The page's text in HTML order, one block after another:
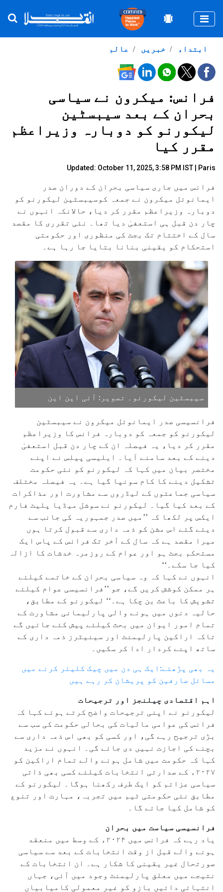
عالم خبریں ابتداء
فرانس: میکرون نے سیاسی
بحران کے بعد سیبسٹین
لیکورنو کو دوبارہ وزیراعظم
مقرر کیا
Updated: October 11, 2025, 3:58 PM IST | Paris
فرانس میں جاری سیاسی بحران کے دوران صدر
ایمانوئل میکرون نے جمعہ کوسیبسٹین لیکورنو کو
دوبارہ وزیراعظم مقرر کر دیا، حالانکہ انہوں نے
چار دن قبل ہی استعفیٰ دیا تھا۔ نئی تقرری کا مقصد
سال کے اختتام تک بجٹ کی منظوری اور حکومتی
استحکام کو یقینی بنانا بتایا جا رہا ہے۔
سیبسٹین لیکورنو۔ تصویر: آئی این این
فرانسیسی صدر ایمانوئل میکرون نے سیبسٹین
لیکورنو کو جمعہ کو دوبارہ فرانس کا وزیراعظم
مقرر کر دیا، یہ فیصلہ ان کے چار دن قبل استعفیٰ
دینے کے بعد سامنے آیا۔ ایلیسی پیلس نے اپنے
مختصر بیان میں کہا کہ لیکورنو کو نئی حکومت
تشکیل دینے کا کام سونپا گیا ہے۔ یہ فیصلہ مختلف
سیاسی جماعتوں کے لیڈروں سے مشاورت اور مذاکرات
کے بعد کیا گیا۔ لیکورنو نے سوشل میڈیا پلیٹ فارم
ایکس پر لکھا کہ ’’میں صدر جمہوریہ کی جانب سے
دیئے گئے اس مشن کو ذمہ داری سے قبول کرتا ہوں
میرا مقصد ہے کہ سال کے آخر تک فرانس کے پاس ایک
مستحکم بجٹ ہو اور عوام کے روزمرہ خدشات کا ازالہ
کیا جا سکے۔‘‘
انہوں نے کہا کہ وہ سیاسی بحران کے خاتمے کیلئے
ہر ممکن کوشش کریں گے، جو ’’فرانسیسی عوام کیلئے
تشویش کا باعث بن چکا ہے۔‘‘ لیکورنو کے مطابق،
حالیہ دنوں میں ہونے والی پارلیمانی مشاورت کے
تمام امور ایوان میں بحث کیلئے پیش کئے جائیں گے
تاکہ اراکین پارلیمنٹ اور سینیٹرز ذمہ داری کے
ساتھ اپنے کردار ادا کر سکیں۔
یہ بھی پڑھئے:ایک ہی دن میں چیک کلیئر کرنے میں
مسائل صارفین کو پریشان کر رہے ہیں
اہم اقتصادی چیلنجز اور ترجیحات
لیکورنو نے اپنی ترجیحات واضح کرتے ہوئے کہا کہ
فرانس کی عوامی مالیات کی بحالی حکومت کی سب سے
بڑی ترجیح رہے گی، اور کسی کو بھی اس ذمہ داری سے
بچنے کی اجازت نہیں دی جائے گی۔ انہوں نے مزید
کہا کہ حکومت میں شامل ہونے والے تمام اراکین کو
۲۰۲۷ء کے صدارتی انتخابات کیلئے کسی بھی ذاتی
سیاسی عزائم کو ایک طرف رکھنا ہوگا۔ لیکورنو کے
مطابق نئی حکومتی ٹیم میں تجربہ، مہارت اور تنوع
کو شامل کیا جائے گا۔
فرانسیسی سیاست میں بحران
یاد رہے کہ فرانس میں ۲۰۲۴ء کے وسط میں منعقد
ہونے والے قبل از وقت انتخابات کے بعد سے سیاسی
صورتحال غیر یقینی کا شکار ہے۔ ان انتخابات کے
نتیجے میں معلق پارلیمنٹ وجود میں آئی، جہاں
انتہائی دائیں بازو کو غیر معمولی کامیابیاں